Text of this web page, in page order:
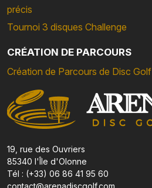
précis
Tournoi 3 disques Challenge
CRÉATION DE PARCOURS
Création de Parcours de Disc Golf
19, rue des Ouvriers
85340 l'Île d'Olonne
Tél : (+33) 06 86 41 95 60
contact@arenadiscgolf.com